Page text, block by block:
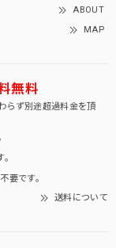
ABOUT
MAP
無料
らず別途超過料金を頂
要です。
送料について